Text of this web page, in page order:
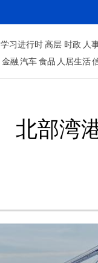
学习进行时高层 时政 人
金融汽车食品 人居生活
北部湾